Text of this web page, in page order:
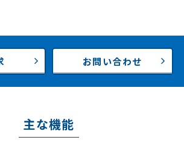
お問い合わせ
主な機能